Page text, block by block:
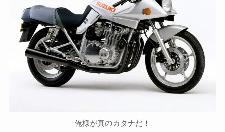
俺様が真のカタナだ！